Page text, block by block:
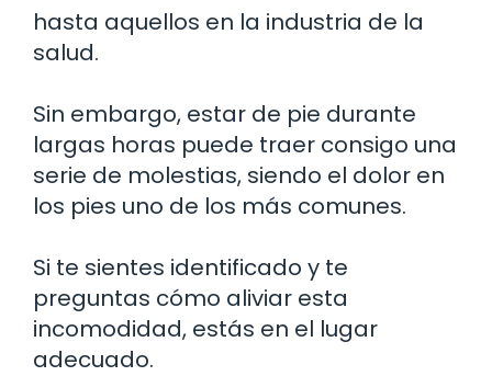
hasta aquellos en la industria de la
salud.
Sin embargo, estar de pie durante
largas horas puede traer consigo una
serie de molestias, siendo el dolor en
los pies uno de los más comunes.
Si te sientes identificado y te
preguntas cómo aliviar esta
incomodidad, estás en el lugar
adecuado.